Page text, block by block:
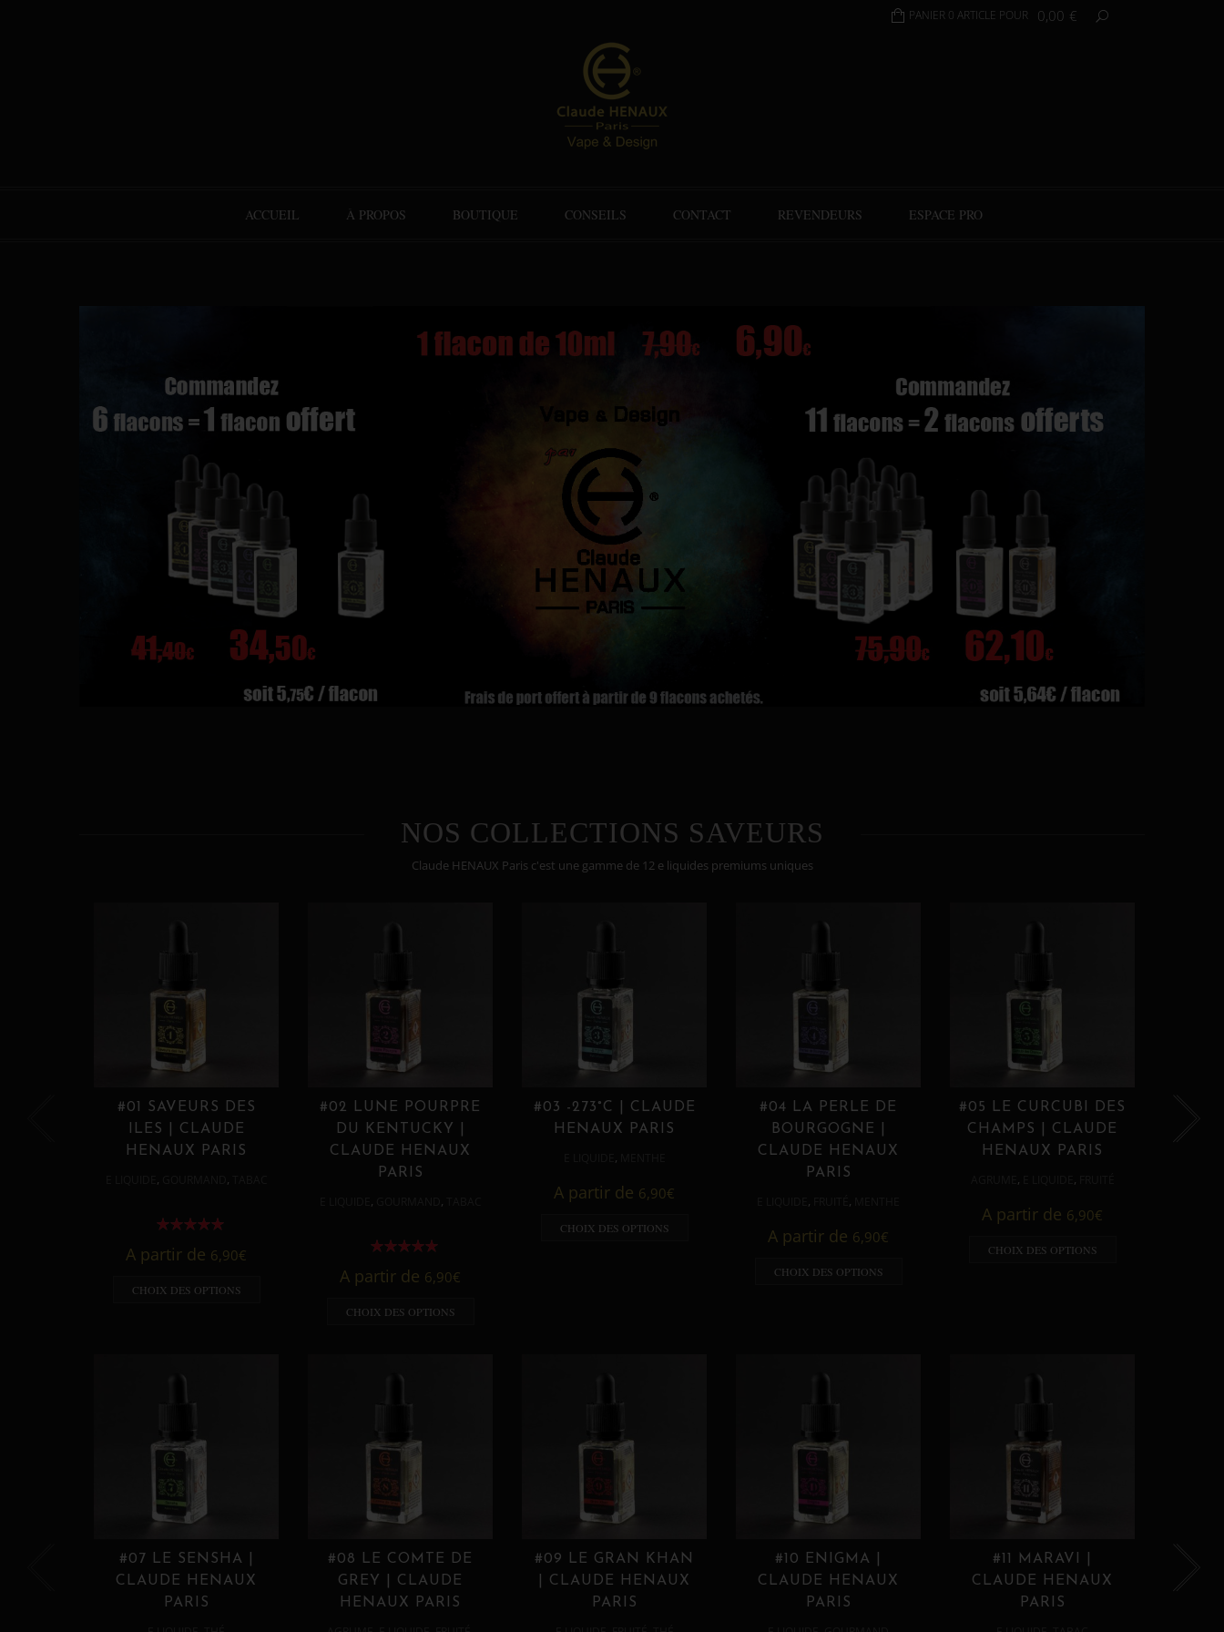
PANIER 0 ARTICLE POUR 0,00 €
ACCUEIL À PROPOS BOUTIQUE CONSEILS CONTACT REVENDEURS ESPACE PRO
NOS COLLECTIONS SAVEURS
Claude HENAUX Paris c'est une gamme de 12 e liquides premiums uniques
#01 SAVEURS DES
ILES | CLAUDE
HENAUX PARIS
, ,
A partir de 6,90€
CHOIX DES OPTIONS
#02 LUNE POURPRE
DU KENTUCKY |
CLAUDE HENAUX
PARIS
, ,
A partir de 6,90€
CHOIX DES OPTIONS
#03 -273°C | CLAUDE
HENAUX PARIS
,
A partir de 6,90€
CHOIX DES OPTIONS
#04 LA PERLE DE
BOURGOGNE |
CLAUDE HENAUX
PARIS
, ,
A partir de 6,90€
CHOIX DES OPTIONS
#05 LE CURCUBI DES
CHAMPS | CLAUDE
HENAUX PARIS
, ,
A partir de 6,90€
CHOIX DES OPTIONS
#07 LE SENSHA |
CLAUDE HENAUX
PARIS
#08 LE COMTE DE
GREY | CLAUDE
HENAUX PARIS
#09 LE GRAN KHAN
| CLAUDE HENAUX
PARIS
#10 ENIGMA |
CLAUDE HENAUX
PARIS
#11 MARAVI |
CLAUDE HENAUX
PARIS